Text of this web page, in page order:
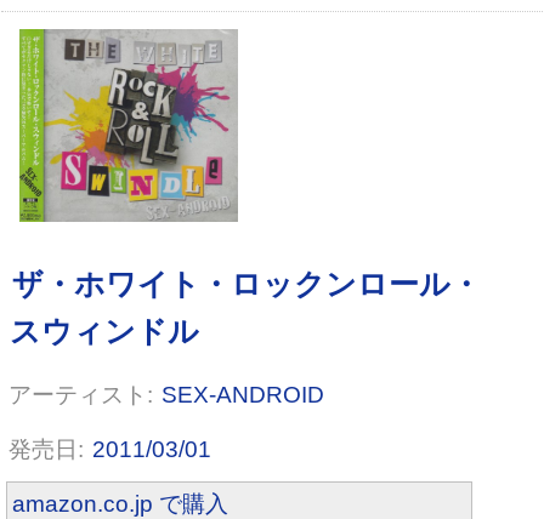
SEX-ANDROID
2011/03/01
amazon.co.jp で購入